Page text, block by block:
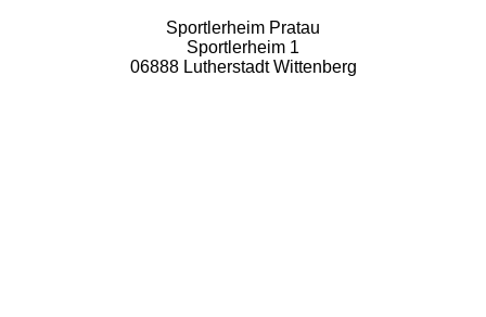
Sportlerheim Pratau
Sportlerheim 1
06888 Lutherstadt Wittenberg